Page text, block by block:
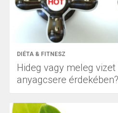
DIÉTA & FITNESZ
Hideg vagy meleg
anyagcsere érdekében?